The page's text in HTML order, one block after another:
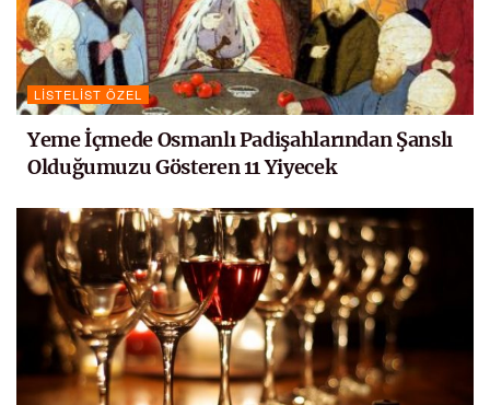
LISTELIST ÖZEL
Yeme İçmede Osmanlı Padişahlarından Şanslı
Olduğumuzu Gösteren 11 Yiyecek